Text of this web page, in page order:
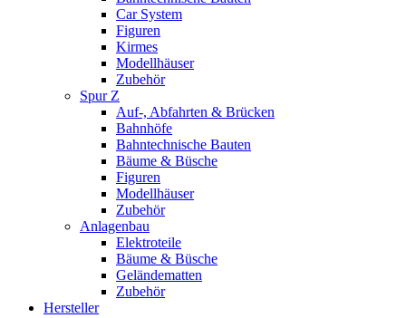
Car System
Figuren
Kirmes
Modellhäuser
Zubehör
Spur Z
Auf-, Abfahrten & Brücken
Bahnhöfe
Bahntechnische Bauten
Bäume & Büsche
Figuren
Modellhäuser
Zubehör
Anlagenbau
Elektroteile
Bäume & Büsche
Geländematten
Zubehör
Hersteller